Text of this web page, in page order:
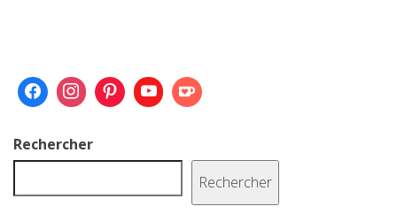
Rechercher
Rechercher